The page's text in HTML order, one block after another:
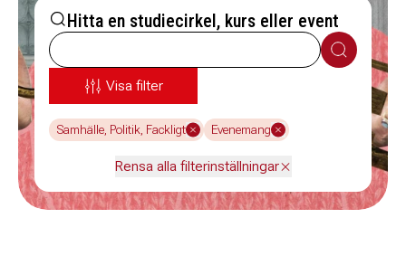
Hitta en studiecirkel, kurs eller event
Sök
Visa filter
Samhälle, Politik, Fackligt Evenemang
Rensa alla filterinställningar